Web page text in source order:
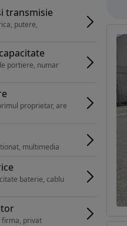
transmisie
putere,
portiere, numar
proprietar, are
multimedia
baterie, cablu
firma, privat